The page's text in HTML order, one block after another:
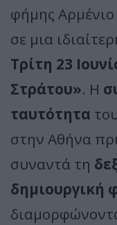
φήμης Αρμένιο
σε μια
Τρίτη 23
Στράτου». Η
ταυτότητα
στην Αθήνα
συναντά τη
δημιουργική